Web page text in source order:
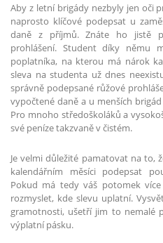
Aby z letní brigády nezbyly jen oči
naprosto klíčové podepsat u
daně z příjmů. Znáte ho jistě
prohlášení. Student díky němu
poplatníka, na kterou má nárok
sleva na studenta už dnes
správně podepsané růžové
vypočtené daně a u menších
Pro mnoho středoškoláků a
své peníze takzvaně v čistém.
Je velmi důležité pamatovat na to,
kalendářním měsíci podepsat
Pokud má tedy váš potomek
rozmyslet, kde slevu uplatní.
gramotnosti, ušetří jim to nemalé
výplatní pásku.